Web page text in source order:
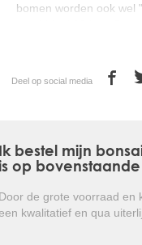
bomen worden ook wel
gemiddeld 80 jaar.
Botanicalgroup
in de West-Europese
- Pinus parviflora
tuin.
Deel op social media
Ik bestel mijn
op
Door de grote voorraad en
kwalitatief en qua